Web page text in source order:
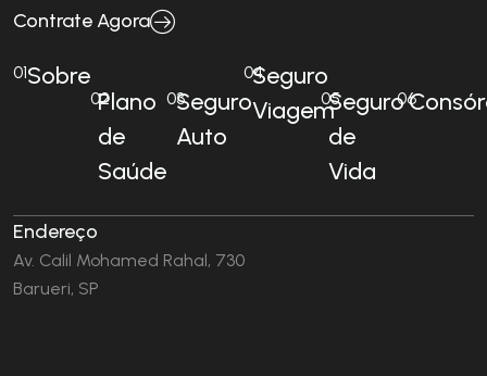
Contrate Agora
01Sobre
02Plano
de
Saúde
03Seguro
Auto
04Seguro
Viagem
05Seguro
de
Vida
06
Endereço
Av. Calil Mohamed Rahal, 730
Barueri, SP